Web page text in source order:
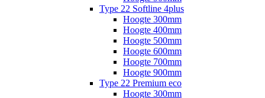
Type 22 Softline 4plus
Hoogte 300mm
Hoogte 400mm
Hoogte 500mm
Hoogte 600mm
Hoogte 700mm
Hoogte 900mm
Type 22 Premium eco
Hoogte 300mm